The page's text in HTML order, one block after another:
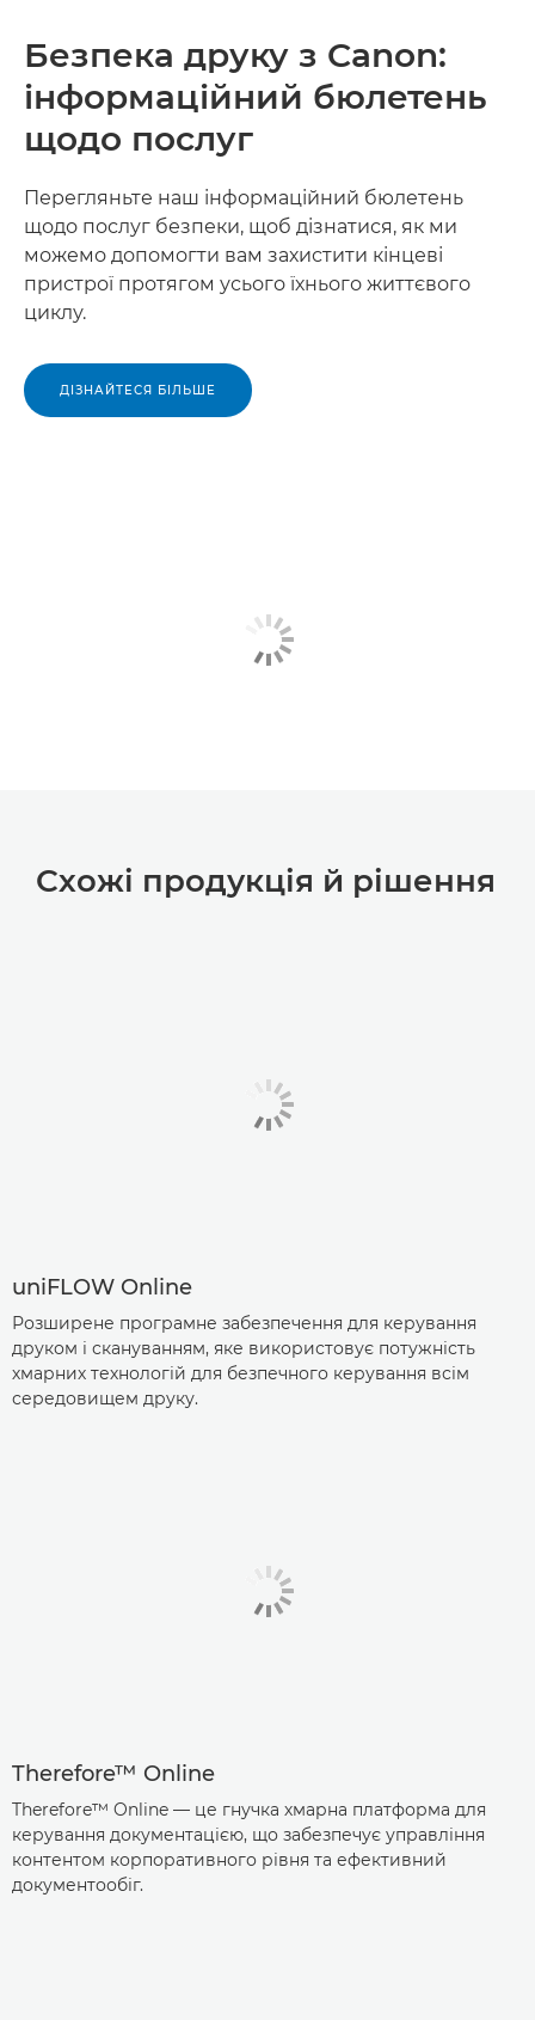
Безпека друку з Canon:
інформаційний бюлетень
щодо послуг
Перегляньте наш інформаційний бюлетень
щодо послуг безпеки, щоб дізнатися, як ми
можемо допомогти вам захистити кінцеві
пристрої протягом усього їхнього життєвого
циклу.
ДІЗНАЙТЕСЯ БІЛЬШЕ
Схожі продукція й рішення
uniFLOW Online
Розширене програмне забезпечення для керування
друком і скануванням, яке використовує потужність
хмарних технологій для безпечного керування всім
середовищем друку.
Therefore™ Online
Therefore™ Online — це гнучка хмарна платформа для
керування документацією, що забезпечує управління
контентом корпоративного рівня та ефективний
документообіг.